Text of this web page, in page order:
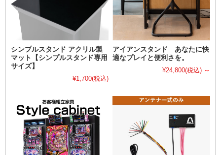
シンプルスタンド アクリル製
マット【シンプルスタンド専用
サイズ】
¥1,700(税込)
アイアンスタンド あなたに快
適なプレイと便利さを。
¥24,800(税込) ～